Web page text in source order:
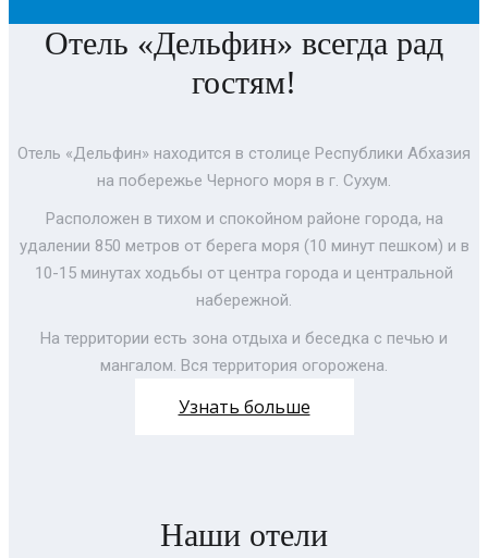
Отель «Дельфин» всегда рад
гостям!
Отель «Дельфин» находится в столице Республики Абхазия
на побережье Черного моря в г. Сухум.
Расположен в тихом и спокойном районе города, на
удалении 850 метров от берега моря (10 минут пешком) и в
10-15 минутах ходьбы от центра города и центральной
набережной.
На территории есть зона отдыха и беседка с печью и
мангалом. Вся территория огорожена.
Узнать больше
Наши отели